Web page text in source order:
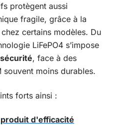
protègent aussi
fragile, grâce à la
certains modèles. Du
LiFePO4 s’impose
sécurité, face à des
moins durables.
forts ainsi :
d'efficacité